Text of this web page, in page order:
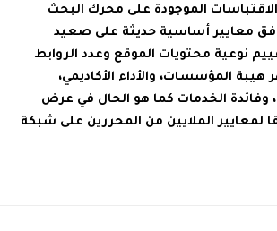
الموجودة على محرك البحث
وفق معايير أساسية حديثة على صعيد
نوعية محتويات الموقع وعدد الروابط
هيبة المؤسسات، والأداء الأكاديمي،
وفائدة الخدمات كما هو الحال في عرض
لمعايير الملايين من المحررين على شبكة